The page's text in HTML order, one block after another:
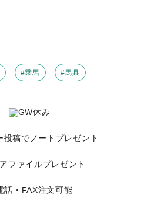
新規会員登録
#乗馬 #馬具